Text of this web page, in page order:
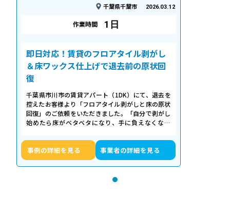
千葉県千葉市 2026.03.12
作業時間 1日
即日対応！賃貸のフロアタイル剥がし
＆床ワックス仕上げで退去前の原状回
復
千葉県市川市の賃貸アパート（1DK）にて、退去を
控えたお客様より「フロアタイル剥がしと床の原状
回復」のご依頼をいただきました。「自分で剥がし
始めたら床がベタベタになり、手に負えなくなっ
事例の詳細を見る 事業者の詳細を見る